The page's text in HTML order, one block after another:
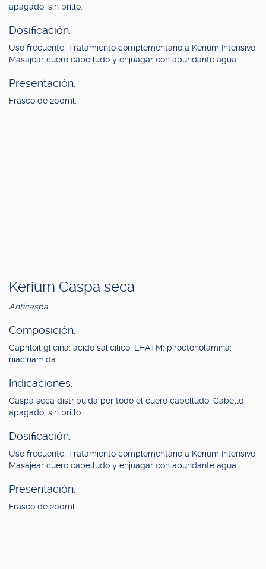
apagado, sin brillo.
Dosificación.
Uso frecuente. Tratamiento complementario a Kerium Intensivo.
Masajear cuero cabelludo y enjuagar con abundante agua.
Presentación.
Frasco de 200ml.
Kerium Caspa seca
Anticaspa.
Composición.
Capriloil glicina; ácido salicílico; LHATM; piroctonolamina;
niacinamida.
Indicaciones.
Caspa seca distribuida por todo el cuero cabelludo. Cabello
apagado, sin brillo.
Dosificación.
Uso frecuente. Tratamiento complementario a Kerium Intensivo.
Masajear cuero cabelludo y enjuagar con abundante agua.
Presentación.
Frasco de 200ml.